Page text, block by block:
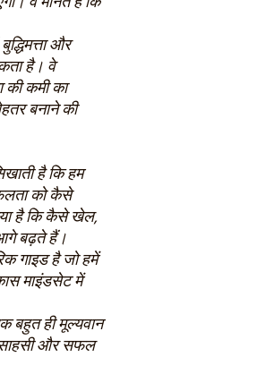
और
है। वे
की कमी का
बनाने की
है कि हम
को कैसे
है कि कैसे खेल,
आगे बढ़ते हैं।
गाइड है जो हमें
माइंडसेट में
बहुत ही मूल्यवान
और सफल